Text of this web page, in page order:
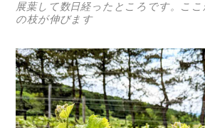
展葉して数日経ったところです。こ
の枝が伸びます